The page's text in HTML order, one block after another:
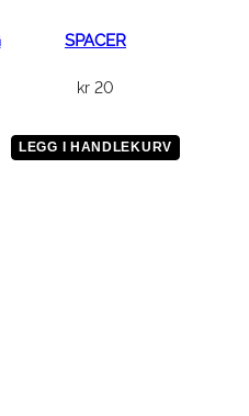
SPACER
kr 20
LEGG I HANDLEKURV